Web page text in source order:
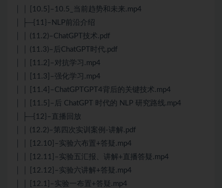
│ │ [10.5]–10.5_当前趋势和未来.mp4
│ ├─{11}–NLP前沿介绍
│ │ (11.2)–ChatGPT技术.pdf
│ │ (11.3)–后ChatGPT时代.pdf
│ │ [11.2]–对抗学习.mp4
│ │ [11.3]–强化学习.mp4
│ │ [11.4]–ChatGPTGPT4背后的关键技术.mp4
│ │ [11.5]–后 ChatGPT 时代的 NLP 研究路线.mp4
│ ├─{12}–直播回放
│ │ (12.2)–第四次实训案例-讲解.pdf
│ │ [12.10]–实验六布置+答疑.mp4
│ │ [12.11]–实验五汇报、讲解+直播答疑.mp4
│ │ [12.12]–实验六讲解+答疑.mp4
│ │ [12.1]–实验一布置+答疑.mp4